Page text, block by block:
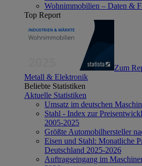
Wohnimmobilien – Daten &
Top Report
Zum
Metall & Elektronik
Beliebte Statistiken
Aktuelle Statistiken
Umsatz im deutschen
Stahl - Index zur
2005-2025
Größte Automobilhersteller
Eisen und Stahl: Monatliche
Deutschland 2025-2026
Auftragseingang im